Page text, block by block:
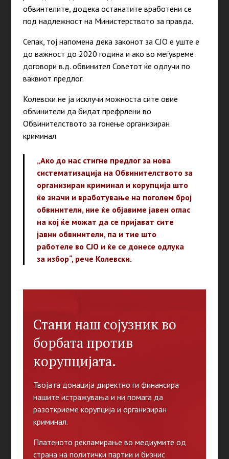
обвинтелите, додека останатите вработени се
под надлежност на Министерството за правда.
Сепак, тој напомена дека законот за СЈО е уште е
до важност до 2020 година и ако во меѓувреме
договори в.д. обвинител Советот ќе одлучи по
ваквиот предлог.
Колевски не ја исклучи можноста сите овие
обвинители да бидат префрлени во
Обвинителството за гонење организиран
криминал.
„Ако до нас стигне предлог за нова
систематизација на Обвинителството за
организиран криминал и корупција што
ќе значи и вработување на поголем број
обвинители, ние ќе објавиме јавен оглас
на кој ќе можат да се пријават сите
јавни обвинители, па и тие што
работеле во СЈО и ќе се донесе одлука
за избор“, рече Колевски.
Стани наш сојузник во
борбата против
корупцијата.
Твојата донација директно ги финансира
нашите истражувања и ни помага да
разоткриеме корупција и организиран
криминал.
Платеното рекламирање во медиумите од
страна на политички партии и бизнис